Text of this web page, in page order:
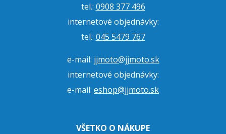
tel.: 0908 377 496
internetové objednávky:
tel.: 045 5479 767
e-mail: jjmoto@jjmoto.sk
internetové objednávky:
e-mail: eshop@jjmoto.sk
VŠETKO O NÁKUPE